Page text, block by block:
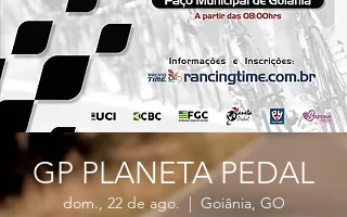
GP PLANETA PEDAL
dom., 22 de ago.
  |
Goiânia, GO